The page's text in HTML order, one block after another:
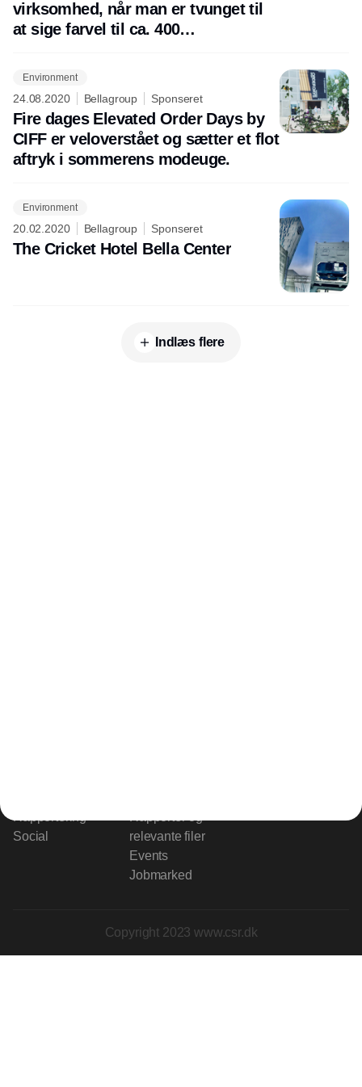
virksomhed, når man er tvunget til
at sige farvel til ca. 400
coronakrisen
Environment
24.08.2020 Bellagroup Sponseret
Fire dages Elevated Order Days by
CIFF er veloverstået og sætter et flot
aftryk i sommerens modeuge.
Environment
20.02.2020 Bellagroup Sponseret
The Cricket Hotel Bella Center
Indlæs flere
Rapportering
Social
relevante filer
Events
Jobmarked
Copyright 2023 www.csr.dk